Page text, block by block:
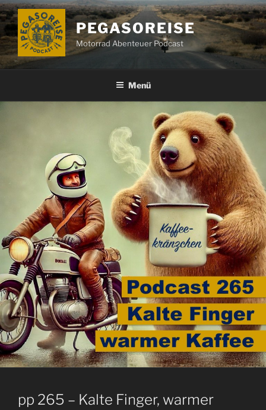
Zum
Inhalt
springen
PEGASOREISE
Motorrad Abenteuer Podcast
Menü
pp 265 – Kalte Finger, warmer